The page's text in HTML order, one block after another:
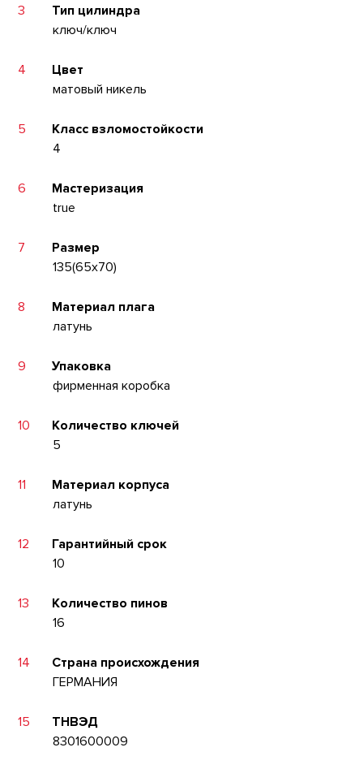
3
Тип цилиндра
ключ/ключ
4
Цвет
матовый никель
5
Класс взломостойкости
4
6
Мастеризация
true
7
Размер
135(65x70)
8
Материал плага
латунь
9
Упаковка
фирменная коробка
10
Количество ключей
5
11
Материал корпуса
латунь
12
Гарантийный срок
10
13
Количество пинов
16
14
Страна происхождения
ГЕРМАНИЯ
15
ТНВЭД
8301600009